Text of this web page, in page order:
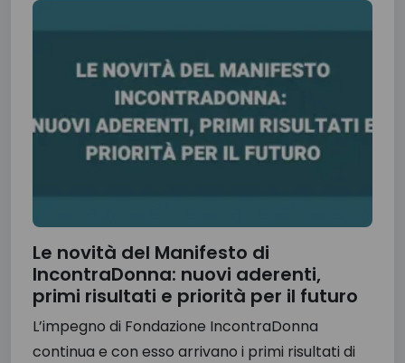
Le novità del Manifesto di
IncontraDonna: nuovi aderenti,
primi risultati e priorità per il futuro
L’impegno di Fondazione IncontraDonna
continua e con esso arrivano i primi risultati di